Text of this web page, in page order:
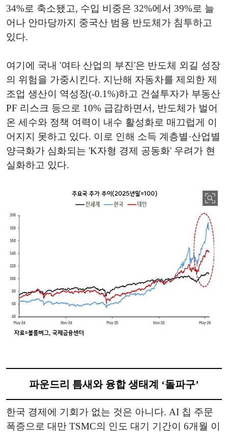
34%로 축소됐고, 수입 비중은 32%에서 39%로 늘
어나 안마당까지 중국산 범용 반도체가 침투하고
있다.
여기에 국내 '여타 산업의 부진'은 반도체 외길 성장
의 위험을 가중시킨다. 지난해 자동차를 제외한 제
조업 생산이 역성장(-0.1%)하고 건설투자가 부동산
PF 리스크 등으로 10% 급감하면서, 반도체가 벌어
온 세수와 정책 여력이 내수 활성화로 매끄럽게 이
어지지 못하고 있다. 이로 인해 소득 계층별·산업별
양극화가 심화되는 'K자형 경제 공동화' 우려가 현
실화하고 있다.
파운드리 틈새와 융합 생태계 ‘돌파구’
한국 경제에 기회가 없는 것은 아니다. AI 칩 주문
폭증으로 대만 TSMC의 인도 대기 기간이 6개월 이